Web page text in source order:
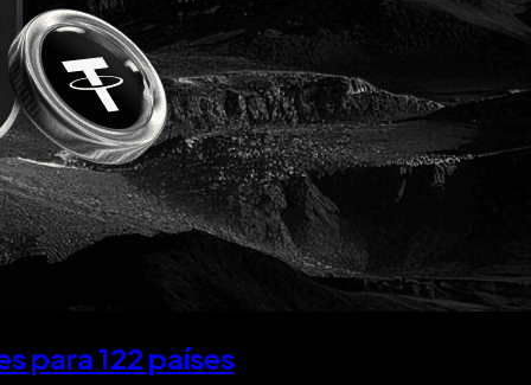
para 122 países